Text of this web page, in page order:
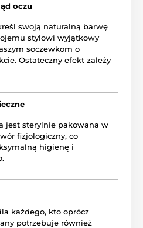
oczu
swoją naturalną barwę
stylowi wyjątkowy
soczewkom o
Ostateczny efekt zależy
jest sterylnie pakowana w
fizjologiczny, co
higienę i
każdego, kto oprócz
potrzebuje również